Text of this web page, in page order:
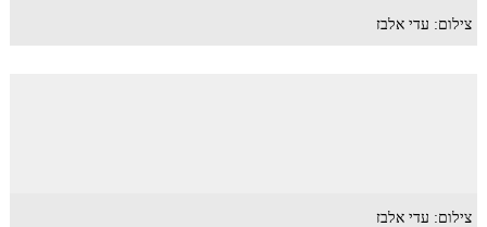
צילום: עדי אלבז
צילום: עדי אלבז